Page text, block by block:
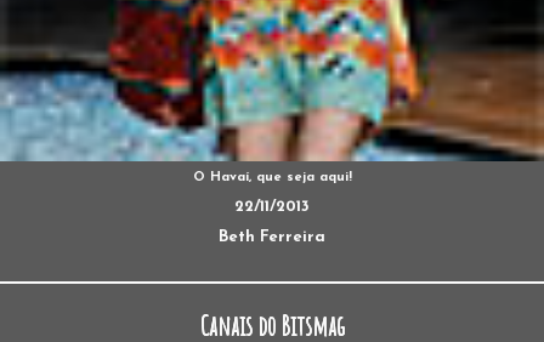
O Havaí, que seja aqui!
22/11/2013
Beth Ferreira
Canais do Bitsmag